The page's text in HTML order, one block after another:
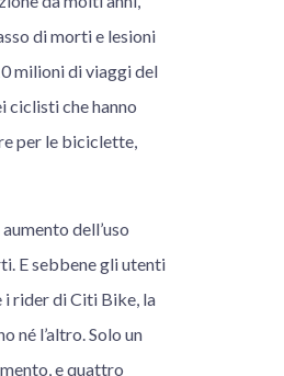
di morti e lesioni
milioni di viaggi del
ciclisti che hanno
per le biciclette,
dell’uso
E sebbene gli utenti
rider di Citi Bike, la
né l’altro. Solo un
e quattro